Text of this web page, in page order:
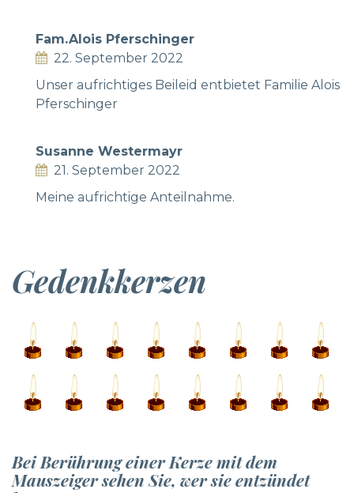
Fam.Alois Pferschinger
22. September 2022
Unser aufrichtiges Beileid entbietet Familie Alois
Pferschinger
Susanne Westermayr
21. September 2022
Meine aufrichtige Anteilnahme.
Gedenkkerzen
Bei Berührung einer Kerze mit dem
Mauszeiger sehen Sie, wer sie entzündet